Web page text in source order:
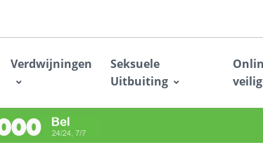
Verdwijningen
Seksuele
Uitbuiting